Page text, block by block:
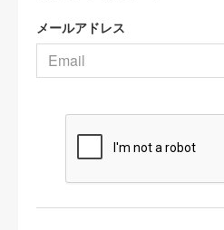
メールアドレス